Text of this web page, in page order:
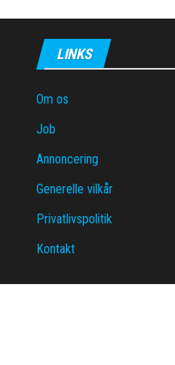
LINKS
Om os
Job
Annoncering
Generelle vilkår
Privatlivspolitik
Kontakt